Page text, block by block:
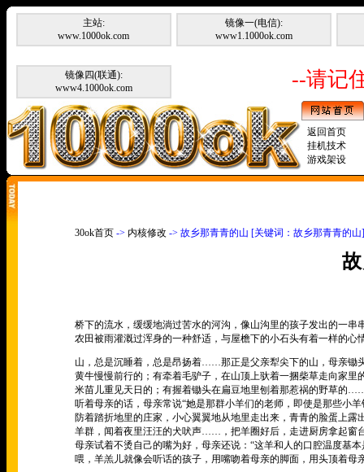
主站:
www.1000ok.com
镜像一(电信):
www1.1000ok.com
镜像四(联通):
www4.1000ok.com
--请记
返回首页
挂机技术
游戏架设
30ok首页 -> 内核修改 -> 故乡那青青的山 [关键词：故乡那青青的山]
桥下的流水，缓缓地淌过苦水的河沟，像山沟里的孩子发出的一
农田被雨灌溉过浑身的一种舒适，与屋檐下的小石头有着一样的
山，总是沉睡着，总是昂扬着……那正是父亲犁尖下的山，母亲锄
黄牛慢慢前行的；有牵着毛驴子，在山顶上驮着一捆柴草走向家
米苗儿重见天日的；有握着锄头在扁豆地里刨着那惹祸的野草的
听着母亲的话，母亲常说“她是那群小羊们的老师，即使是那些小
防着踏折地里的庄家，小心翼翼地从地里走出来，青青的脸蛋上露
羊群，闻着夜里汪汪的犬吠声…… ，把羊圈好后，走进厨房拿起
母亲试着不烫自己的嘴为好，母亲还说： “这羊和人的口腔温度基
喂，羊羔儿就像会听话的孩子，用嘴吻着母亲的脚面，用头顶着母